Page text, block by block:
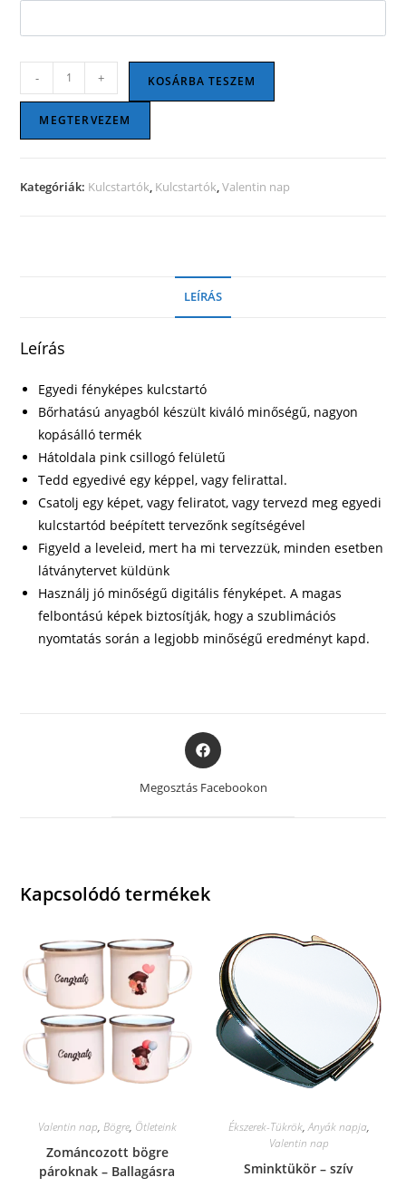
Glitteres
kulcstartó
Szív
Pink
- + KOSÁRBA TESZEM
MEGTERVEZEM
Kategóriák: Kulcstartók, Kulcstartók,Valentin nap
LEÍRÁS
Leírás
Egyedi fényképes kulcstartó
Bőrhatású anyagból készült kiváló minőségű, nagyon
kopásálló termék
Hátoldala pink csillogó felületű
Tedd egyedivé egy képpel, vagy felirattal.
Csatolj egy képet, vagy feliratot, vagy tervezd meg egyedi
kulcstartód beépített tervezőnk segítségével
Figyeld a leveleid, mert ha mi tervezzük, minden esetben
látványtervet küldünk
Használj jó minőségű digitális fényképet. A magas
felbontású képek biztosítják, hogy a szublimációs
nyomtatás során a legjobb minőségű eredményt kapd.
Opens
in
new
Megosztás Facebookon
Kapcsolódó termékek
Valentin nap, Bögre, Ötleteink
Zománcozott bögre
pároknak – Ballagásra
Ékszerek-Tükrök,Anyák napja,
Valentin nap
Sminktükör – szív